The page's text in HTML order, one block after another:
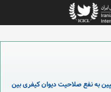
به نفع صلاحیت دیوان کیفری بین